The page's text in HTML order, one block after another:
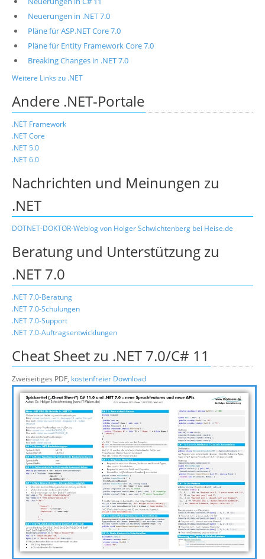
Neuerungen in .NET 7.0
Pläne für ASP.NET Core 7.0
Pläne für Entity Framework Core 7.0
Breaking Changes in .NET 7.0
Weitere Links zu .NET
Andere .NET-Portale
.NET Framework
.NET Core
.NET 5.0
.NET 6.0
Nachrichten und Meinungen zu
.NET
DOTNET-DOKTOR-Weblog von Holger Schwichtenberg bei Heise.de
Beratung und Unterstützung zu
.NET 7.0
.NET 7.0-Beratung
.NET 7.0-Schulungen
.NET 7.0-Support
.NET 7.0-Auftragsentwicklungen
Cheat Sheet zu .NET 7.0/C# 11
Zweiseitiges PDF, kostenfreier Download